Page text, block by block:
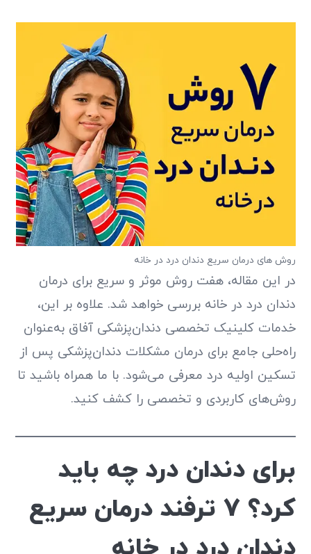
روش های درمان سریع دندان درد در خانه
در این مقاله، هفت روش موثر و سریع برای درمان
دندان درد در خانه بررسی خواهد شد. علاوه بر این،
خدمات کلینیک تخصصی دندان‌پزشکی آفاق به‌عنوان
راه‌حلی جامع برای درمان مشکلات دندان‌پزشکی پس از
تسکین اولیه درد معرفی می‌شود. با ما همراه باشید تا
روش‌های کاربردی و تخصصی را کشف کنید.
برای دندان درد چه باید
کرد؟ 7 ترفند درمان سریع